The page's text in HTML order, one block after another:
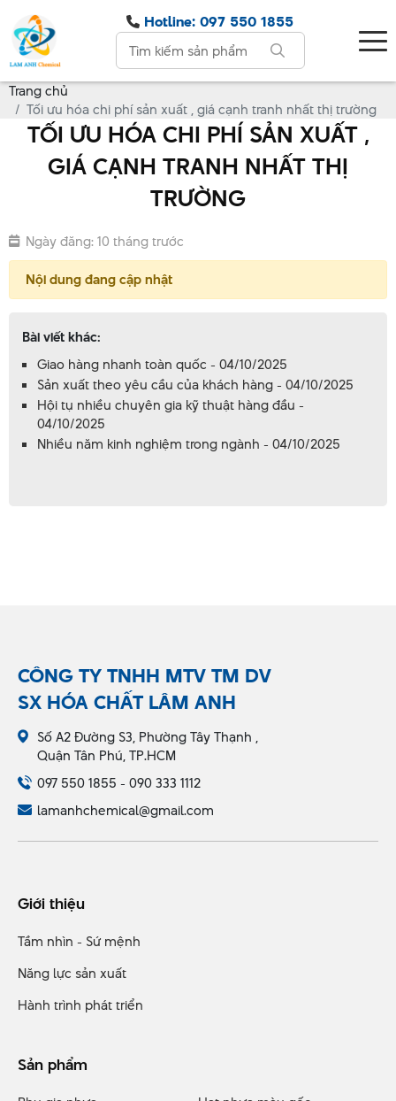
Hotline: 097 550 1855
Trang chủ
Tối ưu hóa chi phí sản xuất , giá cạnh tranh nhất thị trường
TỐI ƯU HÓA CHI PHÍ SẢN XUẤT ,
GIÁ CẠNH TRANH NHẤT THỊ
TRƯỜNG
Ngày đăng: 10 tháng trước
Nội dung đang cập nhật
Bài viết khác:
Giao hàng nhanh toàn quốc - 04/10/2025
Sản xuất theo yêu cầu của khách hàng - 04/10/2025
Hội tụ nhiều chuyên gia kỹ thuật hàng đầu -
04/10/2025
Nhiều năm kinh nghiệm trong ngành - 04/10/2025
CÔNG TY TNHH MTV TM DV
SX HÓA CHẤT LÂM ANH
Số A2 Đường S3, Phường Tây Thạnh ,
Quận Tân Phú, TP.HCM
097 550 1855 - 090 333 1112
lamanhchemical@gmail.com
Giới thiệu
Tầm nhìn - Sứ mệnh
Năng lực sản xuất
Hành trình phát triển
Sản phẩm